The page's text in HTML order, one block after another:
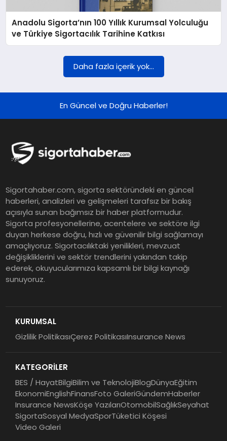
BILIM VE TEKNOLOJI
Anadolu Sigorta’nın 100 Yıllık Kurumsal Yolculuğu
ve Türkiye Sigortacılık Tarihine Katkısı
Daha fazla içerik yok...
En Güncel ve Doğru Haberler!
Sigortahaber.com, sigorta sektöründeki en güncel
haberleri, analizleri ve gelişmeleri tarafsız bir bakış
açısıyla sunan bağımsız bir haber platformudur.
Sigorta profesyonellerine, acentelere ve sektöre ilgi
duyan herkese doğru, hızlı ve güvenilir bilgi sağlamayı
amaçlıyoruz. Sigortacılıktaki yenilikleri, mevzuat
değişikliklerini ve sektör trendlerini yakından takip
ederek, okuyucularımıza kapsamlı bir bilgi kaynağı
sunuyoruz.
KURUMSAL
Gizlilik PolitikasıÇerez PolitikasıInsurance News
KATEGORİLER
BES / HayatBilgiBilim ve TeknolojiBlogDünyaEğitim
EkonomiEnglishFinansFoto GaleriGündemHaberler
Insurance NewsKöşe YazılarıOtomobilSağlıkSeyahat
SigortaSosyal MedyaSporTüketici Köşesi
Video Galeri